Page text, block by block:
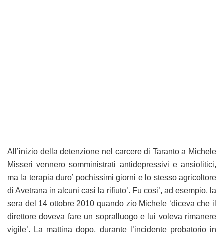
All’inizio della detenzione nel carcere di Taranto a Michele
Misseri vennero somministrati antidepressivi e ansiolitici,
ma la terapia duro’ pochissimi giorni e lo stesso agricoltore
di Avetrana in alcuni casi la rifiuto’. Fu cosi’, ad esempio, la
sera del 14 ottobre 2010 quando zio Michele ‘diceva che il
direttore doveva fare un sopralluogo e lui voleva rimanere
vigile’. La mattina dopo, durante l’incidente probatorio in